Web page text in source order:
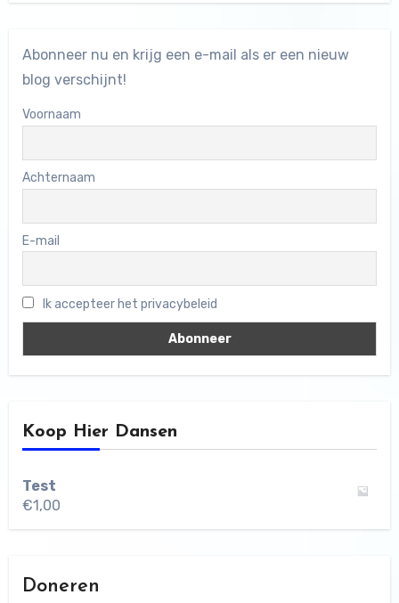
Abonneer nu en krijg een e-mail als er een nieuw
blog verschijnt!
Voornaam
Achternaam
E-mail
Ik accepteer het privacybeleid
Koop Hier Dansen
Test
€1,00
Doneren